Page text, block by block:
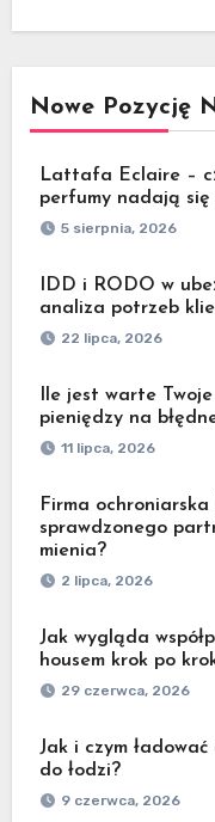
Nowe Pozycję
Lattafa Eclaire –
perfumy nadają się
5 sierpnia, 2026
IDD i RODO w
analiza potrzeb
22 lipca, 2026
Ile jest warte
pieniędzy na
11 lipca, 2026
Firma
sprawdzonego
mienia?
2 lipca, 2026
Jak wygląda
housem krok po
29 czerwca, 2026
Jak i czym
do łodzi?
9 czerwca, 2026